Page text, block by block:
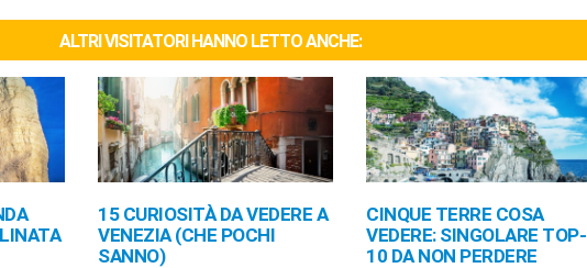
ALTRI VISITATORI HANNO LETTO ANCHE:
15 CURIOSITÀ DA VEDERE A
VENEZIA (CHE POCHI
SANNO)
CINQUE TERRE COSA
VEDERE: SINGOLARE TOP-
10 DA NON PERDERE